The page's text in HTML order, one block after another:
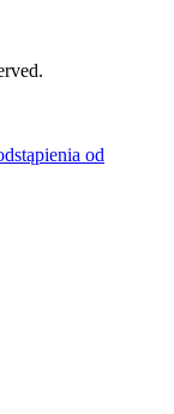
od